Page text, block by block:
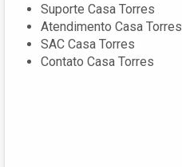
Suporte Casa Torres
Atendimento Casa Torres
SAC Casa Torres
Contato Casa Torres